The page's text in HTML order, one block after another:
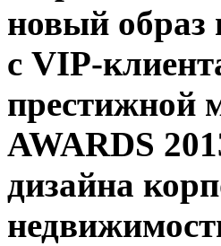
новый образ
с VIP-
престижной
AWARDS
дизайна